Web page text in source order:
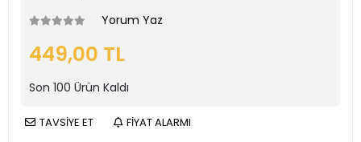
Yorum Yaz
449,00 TL
Son 100 Ürün Kaldı
TAVSİYE ET FİYAT ALARMI